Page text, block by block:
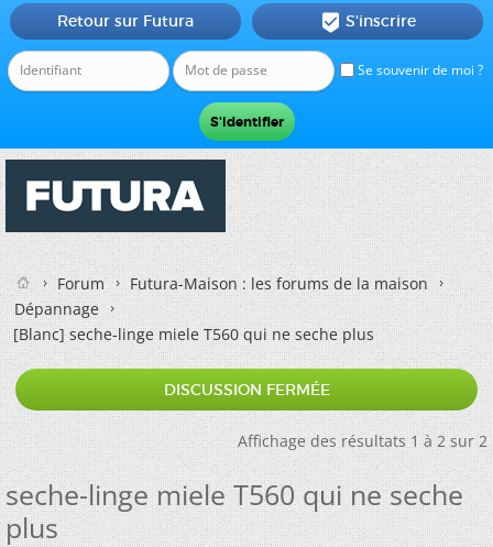
Se souvenir de moi ?
Retour sur Futura  S'inscrire
Forum
Futura-Maison : les forums de la maison
Dépannage
[Blanc]seche-linge miele T560 qui ne seche plus
DISCUSSION FERMÉE
Affichage des résultats 1 à 2 sur 2
seche-linge miele T560 qui ne seche
plus